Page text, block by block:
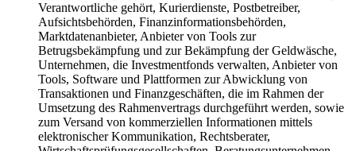
Verantwortliche gehört, Kurierdienste, Postbetreiber,
Aufsichtsbehörden, Finanzinformationsbehörden,
Marktdatenanbieter, Anbieter von Tools zur
Betrugsbekämpfung und zur Bekämpfung der Geldwäsche,
Unternehmen, die Investmentfonds verwalten, Anbieter von
Tools, Software und Plattformen zur Abwicklung von
Transaktionen und Finanzgeschäften, die im Rahmen der
Umsetzung des Rahmenvertrags durchgeführt werden, sowie
zum Versand von kommerziellen Informationen mittels
elektronischer Kommunikation, Rechtsberater,